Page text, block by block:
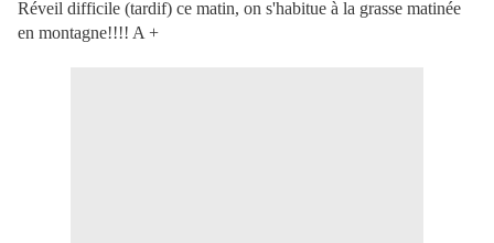
Réveil difficile (tardif) ce matin, on s'habitue à la grasse matinée
en montagne!!!! A +